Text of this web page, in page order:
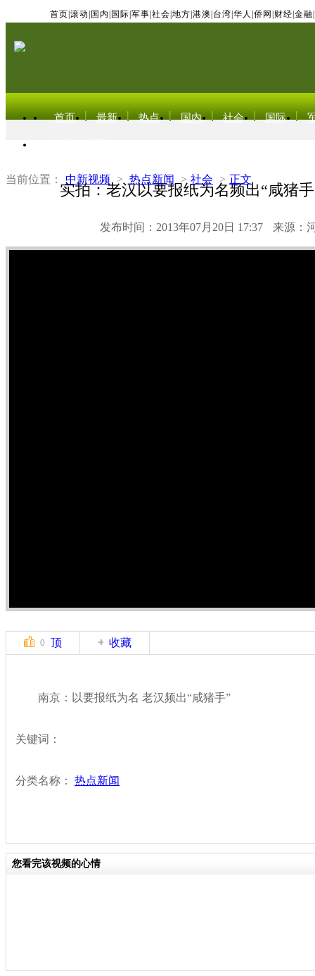
首页 滚动 国内 国际 军事 社会 地方 港澳 台湾 华人 侨网 财经 金融
首页 最新 热点 国内 社会 国际
当前位置： 中新视频 > 热点新闻 > 社会 > 正文
实拍：老汉以要报纸为名频出“咸猪
发布时间：2013年07月20日 17:37 来源：
0 顶 收藏
南京：以要报纸为名 老汉频出“咸猪手”
关键词：
分类名称： 热点新闻
您看完该视频的心情